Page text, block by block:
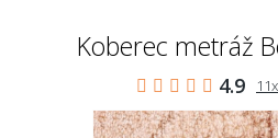
Koberec metráž
4.9